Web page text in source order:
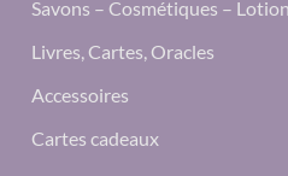
Savons – Cosmétiques –
Livres, Cartes, Oracles
Accessoires
Cartes cadeaux